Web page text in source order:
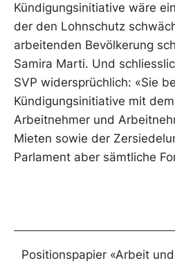
Kündigungsinitiative wäre
der den Lohnschutz
arbeitenden Bevölkerung
Samira Marti. Und
SVP widersprüchlich: «Sie
Kündigungsinitiative mit
Arbeitnehmer und
Mieten sowie der
Parlament aber sämtliche
Positionspapier «Arbeit